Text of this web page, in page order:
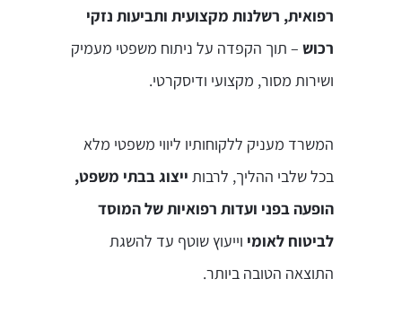
רפואית, רשלנות מקצועית ותביעות נזקי
רכוש – תוך הקפדה על ניתוח משפטי מעמיק
ושירות מסור, מקצועי ודיסקרטי.
המשרד מעניק ללקוחותיו ליווי משפטי מלא
בכל שלבי ההליך, לרבות ייצוג בבתי משפט,
הופעה בפני ועדות רפואיות של המוסד
לביטוח לאומי וייעוץ שוטף עד להשגת
התוצאה הטובה ביותר.